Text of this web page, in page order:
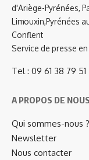
d'Ariège-Pyrénées,
Limouxin,Pyrénées
Conflent
Service de presse en
Tel : 09 61 38 79 51
A PROPOS DE NOUS
Qui sommes-nous ?
Newsletter
Nous contacter